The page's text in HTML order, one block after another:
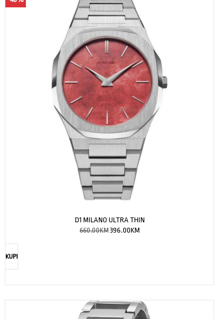
D1 MILANO ULTRA THIN
660.00KM 396.00KM
KUPI